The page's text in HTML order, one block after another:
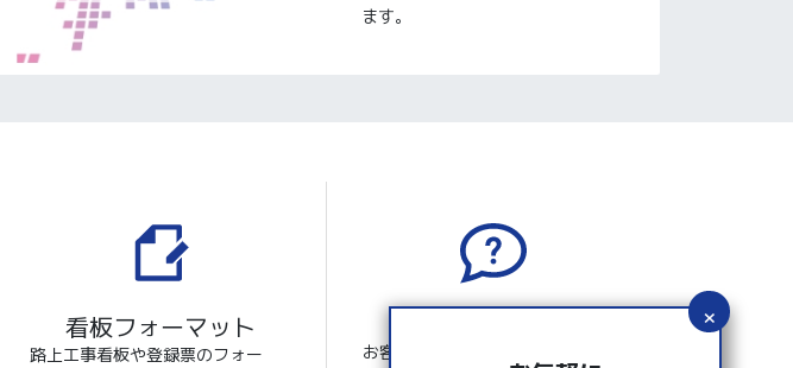
ます。
看板フォーマット
路上工事看板や登録票のフォー お客さまから寄せられたよくある